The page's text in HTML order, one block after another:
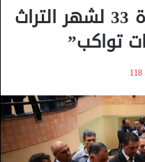
اختتام فعاليات الدورة 33 لشهر التراث
تواكب”
118